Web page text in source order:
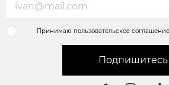
Принимаю пользовательское
Подпишитесь